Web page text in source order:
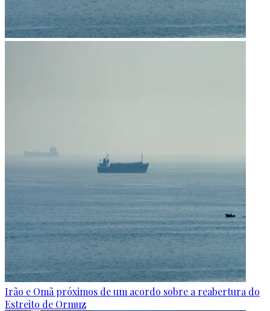
Irão e Omã próximos de um acordo sobre a reabertura do
Estreito de Ormuz